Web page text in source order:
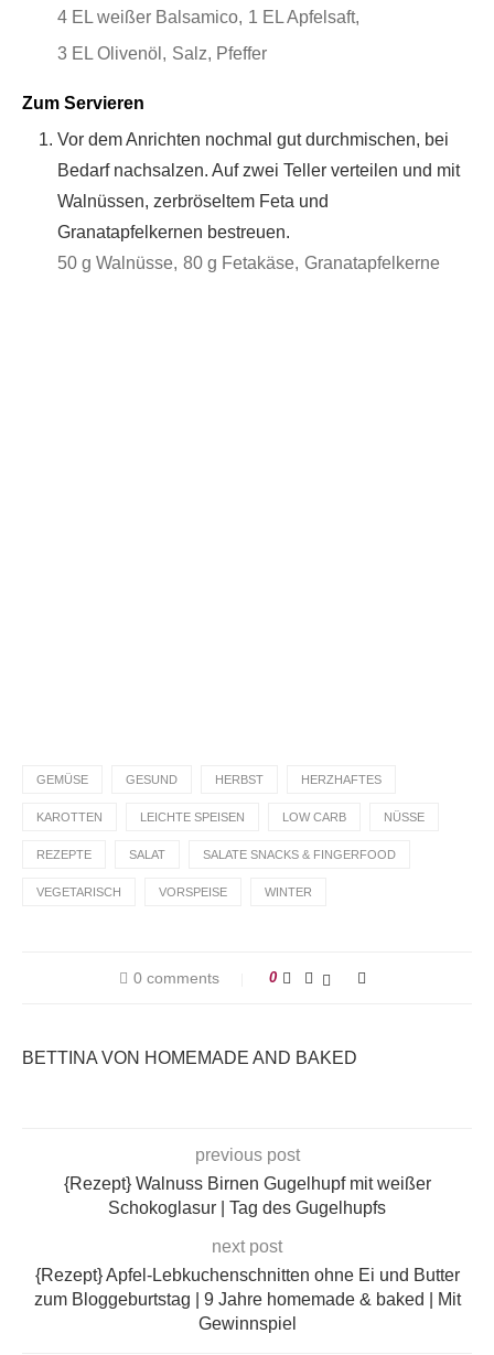
4 EL weißer Balsamico, 1 EL Apfelsaft,
3 EL Olivenöl, Salz, Pfeffer
Zum Servieren
Vor dem Anrichten nochmal gut durchmischen, bei
Bedarf nachsalzen. Auf zwei Teller verteilen und mit
Walnüssen, zerbröseltem Feta und
Granatapfelkernen bestreuen.
50 g Walnüsse, 80 g Fetakäse, Granatapfelkerne
GEMÜSE GESUND HERBST HERZHAFTES
KAROTTEN LEICHTE SPEISEN LOW CARB NÜSSE
REZEPTE SALAT SALATE SNACKS & FINGERFOOD
VEGETARISCH VORSPEISE WINTER
0 comments 0
BETTINA VON HOMEMADE AND BAKED
previous post
{Rezept} Walnuss Birnen Gugelhupf mit weißer
Schokoglasur | Tag des Gugelhupfs
next post
{Rezept} Apfel-Lebkuchenschnitten ohne Ei und Butter
zum Bloggeburtstag | 9 Jahre homemade & baked | Mit
Gewinnspiel